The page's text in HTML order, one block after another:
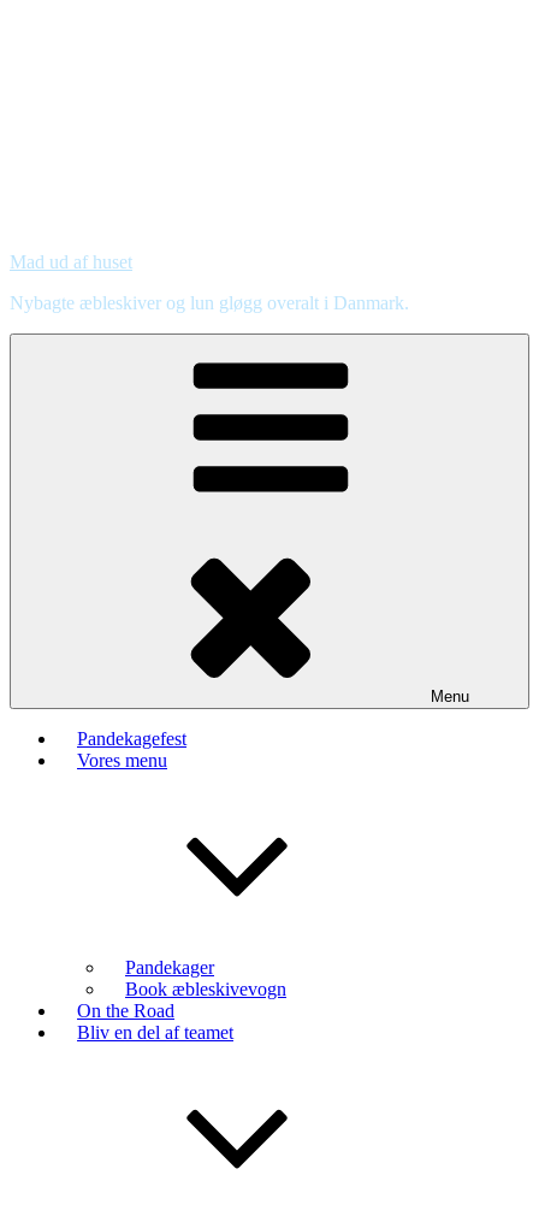
Mad ud af huset
Nybagte æbleskiver og lun gløgg overalt i Danmark.
Menu
Pandekagefest
Vores menu
Pandekager
Book æbleskivevogn
On the Road
Bliv en del af teamet